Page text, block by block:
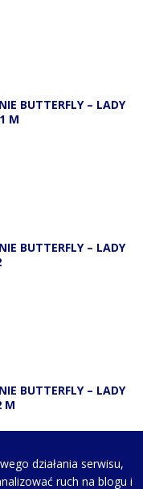
BUTTERFLY – LADY
M
BUTTERFLY – LADY
BUTTERFLY – LADY
M
działania serwisu,
ruch na blogu i